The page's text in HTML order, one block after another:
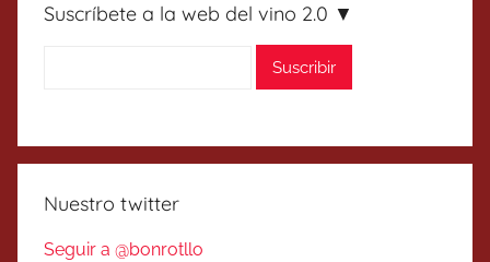
Suscríbete a la web del vino 2.0 ▼
Nuestro twitter
Seguir a @bonrotllo